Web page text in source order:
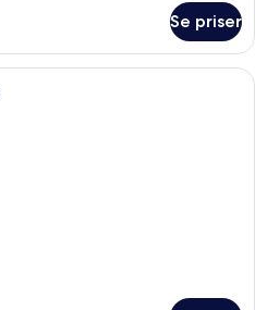
Se priser
Ett hotellrum med en stor säng,